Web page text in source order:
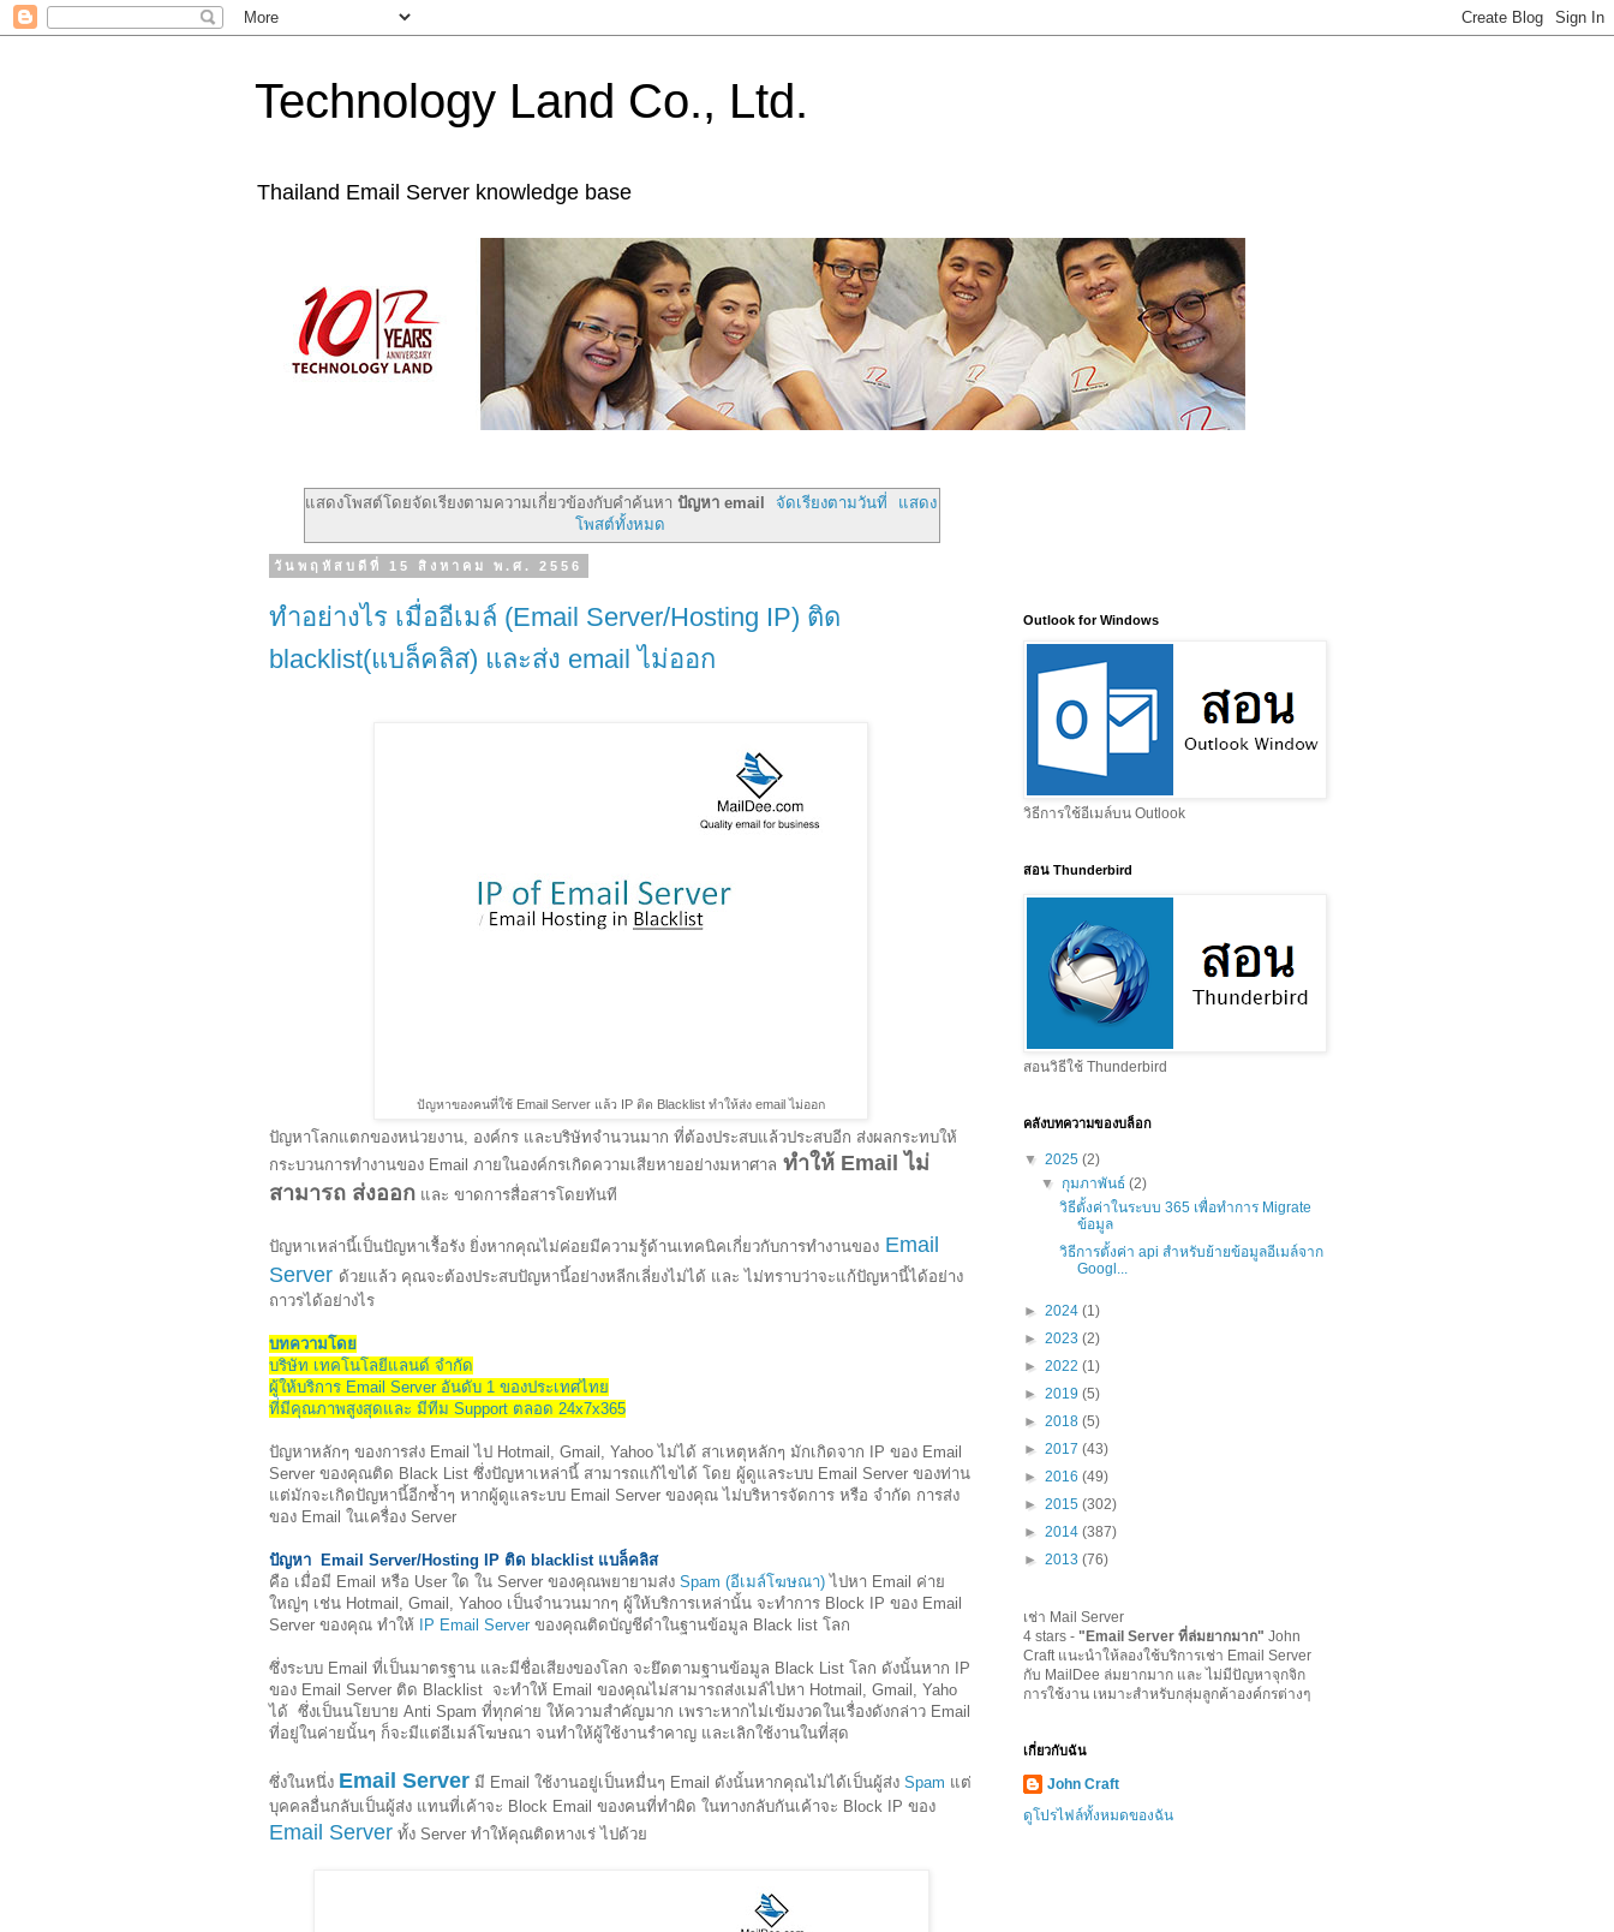
Technology Land Co., Ltd.
Thailand Email Server knowledge base
แสดงโพสต์โดยจัดเรียงตามความเกี่ยวข้องกับคำค้นหา ปัญหา email จัดเรียงตามวันที่
แสดง
โพสต์ทั้งหมด
วันพฤหัสบดีที่ 15 สิงหาคม พ.ศ. 2556
ทำอย่างไร เมื่ออีเมล์ (Email Server/Hosting IP) ติด
blacklist(แบล็คลิส) และส่ง email ไม่ออก
ปัญหาของคนที่ใช้ Email Server แล้ว IP ติด Blacklist ทำให้ส่ง email ไม่ออก
ปัญหาโลกแตกของหน่วยงาน, องค์กร และบริษัทจำนวนมาก ที่ต้องประสบแล้วประสบอีก ส่งผลกระทบให้
กระบวนการทำงานของ Email ภายในองค์กรเกิดความเสียหายอย่างมหาศาล ทำให้ Email ไม่
สามารถ ส่งออก และ ขาดการสื่อสารโดยทันที
ปัญหาเหล่านี้เป็นปัญหาเรื้อรัง ยิ่งหากคุณไม่ค่อยมีความรู้ด้านเทคนิคเกี่ยวกับการทำงานของ Email
Server ด้วยแล้ว คุณจะต้องประสบปัญหานี้อย่างหลีกเลี่ยงไม่ได้ และ ไม่ทราบว่าจะแก้ปัญหานี้ได้อย่าง
ถาวรได้อย่างไร
บทความโดย
บริษัท เทคโนโลยีแลนด์ จำกัด
ผู้ให้บริการ Email Server อันดับ 1 ของประเทศไทย
ที่มีคุณภาพสูงสุดและ มีทีม Support ตลอด 24x7x365
ปัญหาหลักๆ ของการส่ง Email ไป Hotmail, Gmail, Yahoo ไม่ได้ สาเหตุหลักๆ มักเกิดจาก IP ของ Email
Server ของคุณติด Black List ซึ่งปัญหาเหล่านี้ สามารถแก้ไขได้ โดย ผู้ดูแลระบบ Email Server ของท่าน
แต่มักจะเกิดปัญหานี้อีกซ้ำๆ หากผู้ดูแลระบบ Email Server ของคุณ ไม่บริหารจัดการ หรือ จำกัด การส่ง
ของ Email ในเครื่อง Server
ปัญหา Email Server/Hosting IP ติด blacklist แบล็คลิส
คือ เมื่อมี Email หรือ User ใด ใน Server ของคุณพยายามส่ง Spam (อีเมล์โฆษณา)ไปหา Email ค่าย
ใหญ่ๆ เช่น Hotmail, Gmail, Yahoo เป็นจำนวนมากๆ ผู้ให้บริการเหล่านั้น จะทำการ Block IP ของ Email
Server ของคุณ ทำให้
IP Email Server ของคุณติดบัญชีดำในฐานข้อมูล Black list โลก
ซึ่งระบบ Email ที่เป็นมาตรฐาน และมีชื่อเสียงของโลก จะยึดตามฐานข้อมูล Black List โลก ดังนั้นหาก IP
ของ Email Server ติด Blacklist จะทำให้ Email ของคุณไม่สามารถส่งเมล์ไปหา Hotmail, Gmail, Yaho
ได้ ซึ่งเป็นนโยบาย Anti Spam ที่ทุกค่าย ให้ความสำคัญมาก เพราะหากไม่เข้มงวดในเรื่องดังกล่าว Email
ที่อยู่ในค่ายนั้นๆ ก็จะมีแต่อีเมล์โฆษณา จนทำให้ผู้ใช้งานรำคาญ และเลิกใช้งานในที่สุด
ซึ่งในหนึ่ง Email Server มี Email ใช้งานอยู่เป็นหมื่นๆ Email ดังนั้นหากคุณไม่ได้เป็นผู้ส่ง Spam แต่
บุคคลอื่นกลับเป็นผู้ส่ง แทนที่เค้าจะ Block Email ของคนที่ทำผิด ในทางกลับกันเค้าจะ Block IP ของ
Email Server ทั้ง Server ทำให้คุณติดหางเร่ ไปด้วย
Outlook for Windows
วิธีการใช้อีเมล์บน Outlook
สอน Thunderbird
สอนวิธีใช้ Thunderbird
คลังบทความของบล็อก
▼ 2025 (2)
▼ กุมภาพันธ์(2)
วิธีตั้งค่าในระบบ 365 เพื่อทำการ Migrate
ข้อมูล
วิธีการตั้งค่า api สำหรับย้ายข้อมูลอีเมล์จาก
Googl...
► 2024 (1)
► 2023 (2)
► 2022 (1)
► 2019 (5)
► 2018 (5)
► 2017 (43)
► 2016 (49)
► 2015 (302)
► 2014 (387)
► 2013 (76)
เช่า Mail Server
4 stars - " Email Server ที่ล่มยากมาก" John
Craft แนะนำให้ลองใช้บริการเช่า Email Server
กับ MailDee ล่มยากมาก และ ไม่มีปัญหาจุกจิก
การใช้งาน เหมาะสำหรับกลุ่มลูกค้าองค์กรต่างๆ
เกี่ยวกับฉัน
John Craft
ดูโปรไฟล์ทั้งหมดของฉัน